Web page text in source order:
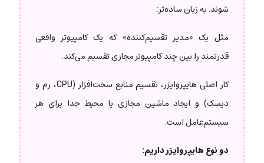
شوند. به زبان ساده‌تر:
مثل یک «مدیر تقسیم‌کننده» که یک کامپیوتر واقعی
قدرتمند را بین چند کامپیوتر مجازی تقسیم می‌کند.
کار اصلی هایپروایزر، تقسیم منابع سخت‌افزار (CPU، رم و
دیسک) و ایجاد ماشین مجازی یا محیط جدا برای هر
سیستم‌عامل است.
دو نوع هایپروایزر داریم: